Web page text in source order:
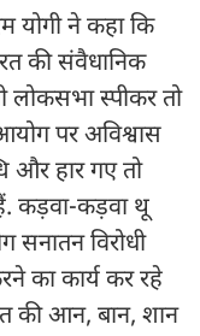
योगी ने कहा कि
की संवैधानिक
लोकसभा स्पीकर तो
पर अविश्वास
और हार गए तो
कड़वा-कड़वा थू
सनातन विरोधी
का कार्य कर रहे
की आन, बान, शान